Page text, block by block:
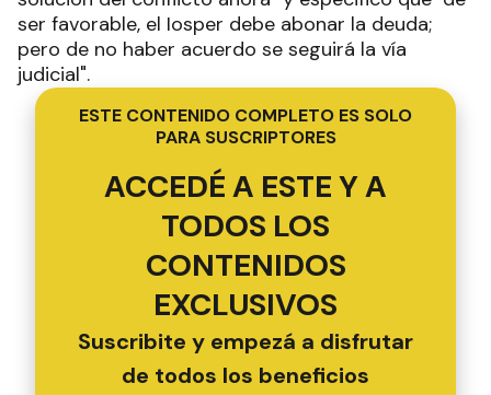
ser favorable, el Iosper debe abonar la deuda;
pero de no haber acuerdo se seguirá la vía
judicial".
ESTE CONTENIDO COMPLETO ES SOLO
PARA SUSCRIPTORES
ACCEDÉ A ESTE Y A
TODOS LOS
CONTENIDOS
EXCLUSIVOS
Suscribite y empezá a disfrutar
de todos los beneficios